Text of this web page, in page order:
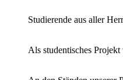
Studierende aus aller
Als studentisches